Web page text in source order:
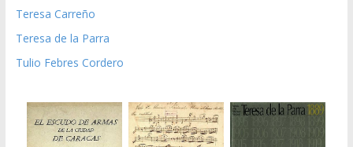
Teresa Carreño
Teresa de la Parra
Tulio Febres Cordero